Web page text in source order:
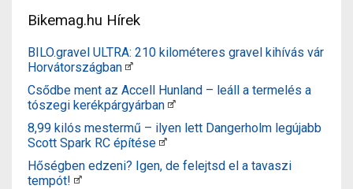
Bikemag.hu Hírek
BILO.gravel ULTRA: 210 kilométeres gravel kihívás vár
Horvátországban
Csődbe ment az Accell Hunland – leáll a termelés a
tószegi kerékpárgyárban
8,99 kilós mestermű – ilyen lett Dangerholm legújabb
Scott Spark RC építése
Hőségben edzeni? Igen, de felejtsd el a tavaszi
tempót!